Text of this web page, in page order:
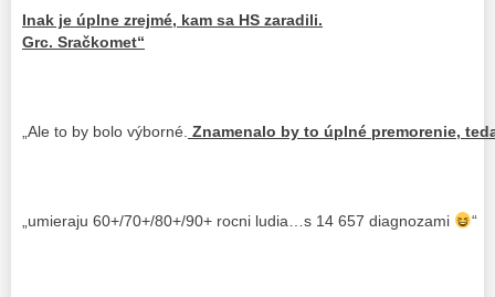
Inak je úplne zrejmé, kam sa HS zaradili.
Grc. Sračkomet“
„Ale to by bolo výborné. Znamenalo by to úplné premorenie,
„umieraju 60+/70+/80+/90+ rocni ludia…s 14 657 diagnozami “